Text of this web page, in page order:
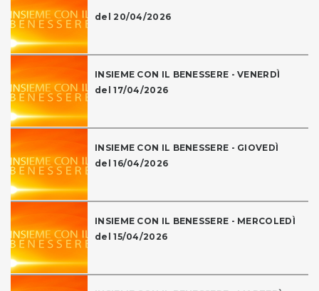
del 20/04/2026
INSIEME CON IL BENESSERE - VENERDÌ
del 17/04/2026
INSIEME CON IL BENESSERE - GIOVEDÌ
del 16/04/2026
INSIEME CON IL BENESSERE - MERCOLEDÌ
del 15/04/2026